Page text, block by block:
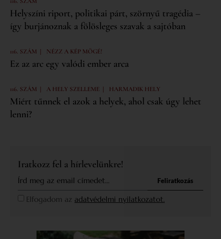
Helyszíni riport, politikai párt, szörnyű tragédia –
így burjánoznak a fölösleges szavak a sajtóban
116. SZÁM | NÉZZ A KÉP MÖGÉ!
Ez az arc egy valódi ember arca
116. SZÁM | A HELY SZELLEME | HARMADIK HELY
Miért tűnnek el azok a helyek, ahol csak úgy lehet
lenni?
Iratkozz fel a hírlevelünkre!
Elfogadom az adatvédelmi nyilatkozatot.
Feliratkozás